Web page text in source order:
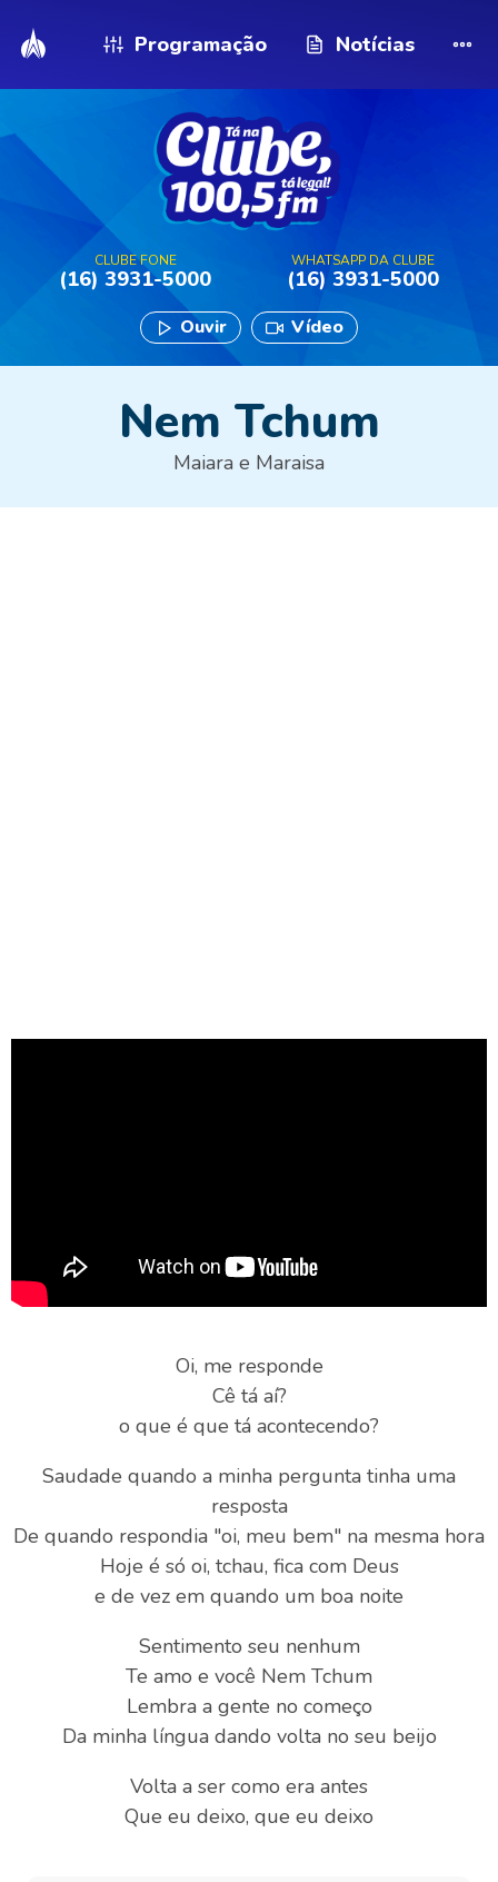
Programação Notícias
CLUBE FONE
(16) 3931-5000
WHATSAPP DA CLUBE
(16) 3931-5000
Ouvir Vídeo
Nem Tchum
Maiara e Maraisa
Oi, me responde
Cê tá aí?
o que é que tá acontecendo?
Saudade quando a minha pergunta tinha uma
resposta
De quando respondia "oi, meu bem" na mesma hora
Hoje é só oi, tchau, fica com Deus
e de vez em quando um boa noite
Sentimento seu nenhum
Te amo e você Nem Tchum
Lembra a gente no começo
Da minha língua dando volta no seu beijo
Volta a ser como era antes
Que eu deixo, que eu deixo